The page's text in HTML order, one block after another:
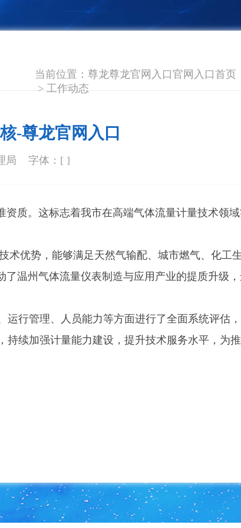
当前位置： 尊龙尊龙官网入口官网入口首页
> 工作动态
-尊龙官网入口
局 字体：[ ]
质。这标志着我市在高端气体流量计量技术领
术优势，能够满足天然气输配、城市燃气、化工
温州气体流量仪表制造与应用产业的提质升级
行管理、人员能力等方面进行了全面系统评估
续加强计量能力建设，提升技术服务水平，为